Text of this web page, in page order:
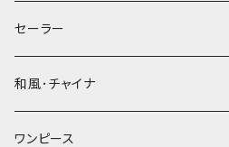
セーラー
和風･チャイナ
ワンピース